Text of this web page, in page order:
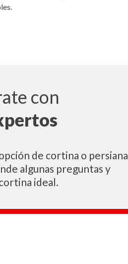
con
de cortina o persiana
algunas preguntas y
ideal.